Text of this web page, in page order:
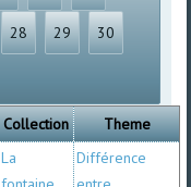
28 29 30
Collection
Theme
La
Différence